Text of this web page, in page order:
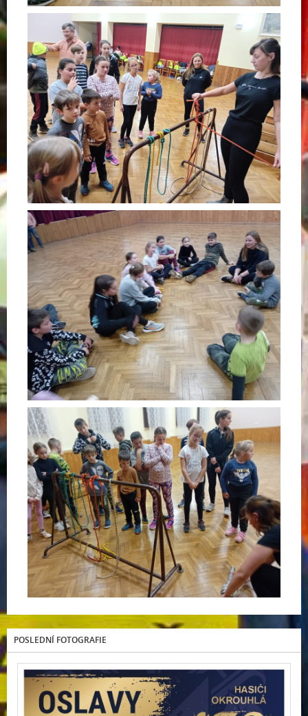
POSLEDNÍ FOTOGRAFIE